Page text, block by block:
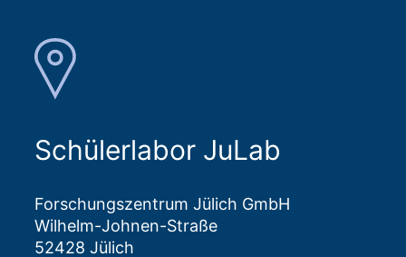
Schülerlabor JuLab
Forschungszentrum Jülich GmbH
Wilhelm-Johnen-Straße
52428 Jülich